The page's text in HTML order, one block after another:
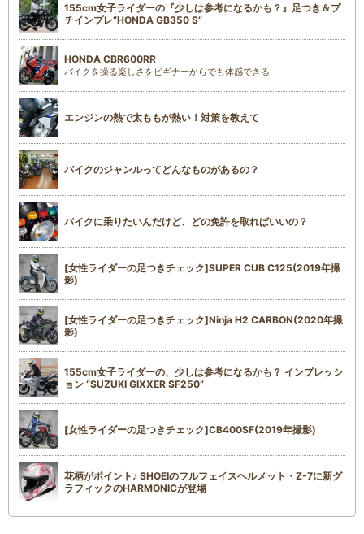
155cm女子ライダーの『少しは参考になるかも？』足つき＆プ
チインプレ“HONDA GB350 S”
HONDA CBR600RR
バイクを操る楽しさをビギナーからでも体感できる
エンジンの熱で太ももが熱い！対策を教えて
バイクのジャンルってどんなものがあるの？
バイクに乗りたいんだけど、どの免許を取ればいいの？
[女性ライダーの足つきチェック]SUPER CUB C125(2019年撮
影)
[女性ライダーの足つきチェック]Ninja H2 CARBON(2020年撮
影)
155cm女子ライダーの、少しは参考になるかも？ インプレッシ
ョン “SUZUKI GIXXER SF250”
[女性ライダーの足つきチェック]CB400SF(2019年撮影)
花柄がポイント♪ SHOEIのフルフェイスヘルメット・Z-7に新グ
ラフィックのHARMONICが登場